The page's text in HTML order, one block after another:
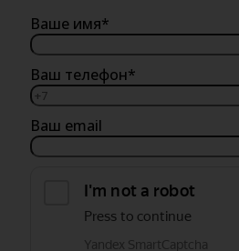
Ваше имя*
Ваш телефон*
Ваш email
Я согласен на обработку